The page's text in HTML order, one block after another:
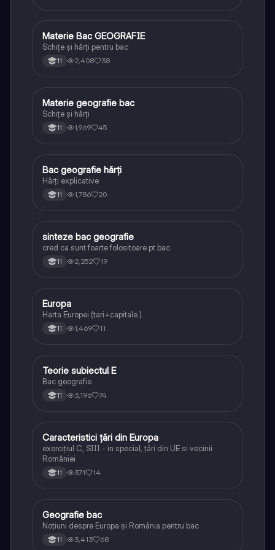
Geografie
Materie Bac GEOGRAFIE
Schițe și hărți pentru bac
11 2,408 38
Geografie
Materie geografie bac
Schițe și hărți
11 1,969 45
Geografie
Bac geografie hărți
Hărți explicative
11 1,786 20
Geografie
sinteze bac geografie
cred ca sunt foarte folositoare pt bac
11 2,252 19
Geografie
Europa
Harta Europei (tari+capitale )
11 1,469 11
Geografie
Teorie subiectul E
Bac geografie
11 3,196 74
Geografie
Caracteristici țări din Europa
exercițiul C, SIII - in special, țări din UE si vecinii
României
11 371 14
Geografie
Geografie bac
Noțiuni despre Europa și România pentru bac
11 3,413 68